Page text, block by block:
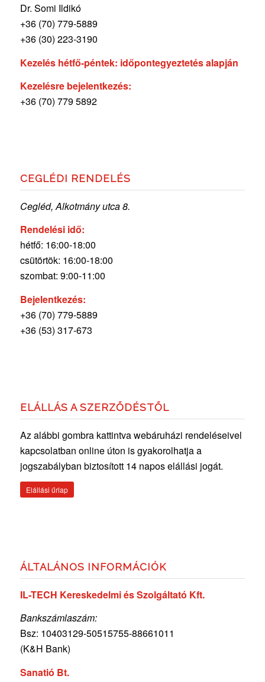
Dr. Somi Ildikó
+36 (70) 779-5889
+36 (30) 223-3190
Kezelés hétfő-péntek: időpontegyeztetés alapján
Kezelésre bejelentkezés:
+36 (70) 779 5892
CEGLÉDI RENDELÉS
Cegléd, Alkotmány utca 8.
Rendelési idő:
hétfő: 16:00-18:00
csütörtök: 16:00-18:00
szombat: 9:00-11:00
Bejelentkezés:
+36 (70) 779-5889
+36 (53) 317-673
ELÁLLÁS A SZERZŐDÉSTŐL
Az alábbi gombra kattintva webáruházi rendeléseivel
kapcsolatban online úton is gyakorolhatja a
jogszabályban biztosított 14 napos elállási jogát.
Elállási űrlap
ÁLTALÁNOS INFORMÁCIÓK
IL-TECH Kereskedelmi és Szolgáltató Kft.
Bankszámlaszám:
Bsz: 10403129-50515755-88661011
(K&H Bank)
Sanatió Bt.